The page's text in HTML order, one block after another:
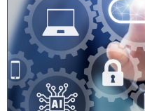
FokusTag DPP
19. Juni 2026 in Wiesbaden
NORDIC TechKomm Kopenhagen
23.-24. September 2026
tekom-Jahrestagung 2026
10.-12. November, 2026 in Stuttgart